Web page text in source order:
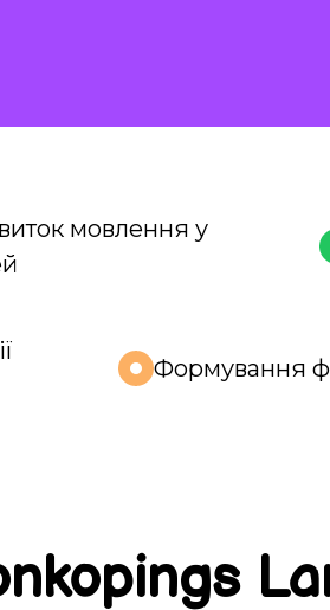
мовлення у
Формування